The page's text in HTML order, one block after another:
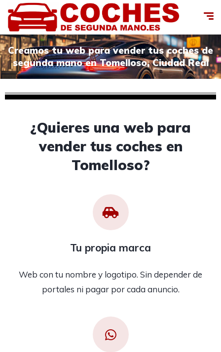
Creamos tu web para vender tus coches de
segunda mano en Tomelloso, Ciudad Real
¿Quieres una web para
vender tus coches en
Tomelloso?
Tu propia marca
Web con tu nombre y logotipo. Sin depender de
portales ni pagar por cada anuncio.